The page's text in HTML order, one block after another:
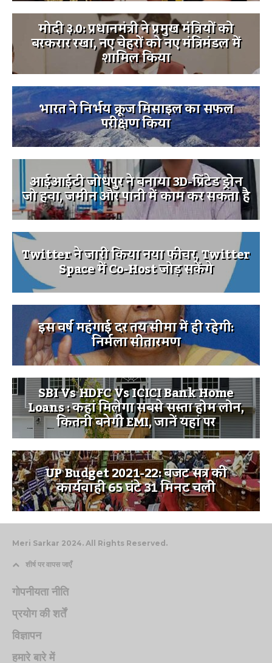
मोदी ३.0: प्रधानमंत्री ने प्रमुख मंत्रियों को
बरकरार रखा, नए चेहरों को नए मंत्रिमंडल में
शामिल किया
भारत ने निर्भय क्रूज मिसाइल का सफल
परीक्षण किया
आईआईटी जोधपुर ने बनाया 3D-प्रिंटेड ड्रोन
जो हवा, जमीन और पानी में काम कर सकता है
Twitter ने जारी किया नया फीचर, Twitter
Space में Co-Host जोड़ सकेंगे
इस वर्ष महंगाई दर तय सीमा में ही रहेगी:
निर्मला सीतारमण
SBI Vs HDFC Vs ICICI Bank Home
Loans : कहां मिलेगा सबसे सस्ता होम लोन,
कितनी बनेगी EMI, जानें यहां पर
UP Budget 2021-22: बजट सत्र की
कार्यवाही 65 घंटे 31 मिनट चली
Meri Sarkar 2024. All Rights Reserved.
शीर्ष पर वापस जाएँ
गोपनीयता नीति
प्रयोग की शर्तें
विज्ञापन
हमारे बारे में